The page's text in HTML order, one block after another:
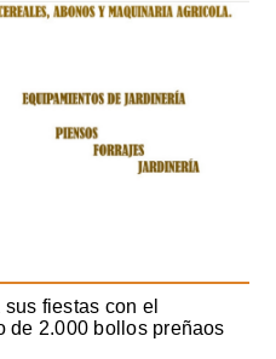
fiestas con el
de 2.000 bollos preñaos